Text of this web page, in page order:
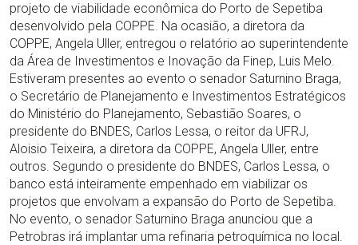
projeto de viabilidade econômica do Porto de Sepetiba
desenvolvido pela COPPE. Na ocasião, a diretora da
COPPE, Angela Uller, entregou o relatório ao superintendente
da Área de Investimentos e Inovação da Finep, Luis Melo.
Estiveram presentes ao evento o senador Saturnino Braga,
o Secretário de Planejamento e Investimentos Estratégicos
do Ministério do Planejamento, Sebastião Soares, o
presidente do BNDES, Carlos Lessa, o reitor da UFRJ,
Aloisio Teixeira, a diretora da COPPE, Angela Uller, entre
outros. Segundo o presidente do BNDES, Carlos Lessa, o
banco está inteiramente empenhado em viabilizar os
projetos que envolvam a expansão do Porto de Sepetiba.
No evento, o senador Saturnino Braga anunciou que a
Petrobras irá implantar uma refinaria petroquímica no local.